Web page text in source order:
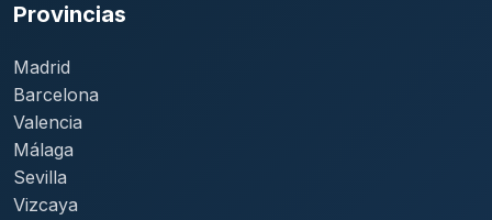
Provincias
Madrid
Barcelona
Valencia
Málaga
Sevilla
Vizcaya